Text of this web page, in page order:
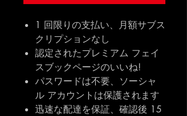
1 回限りの支払い、月額サブス
クリプションなし
認定されたプレミアム フェイ
スブックページのいいね!
パスワードは不要、ソーシャ
ル アカウントは保護されます
迅速な配達を保証、確認後 15